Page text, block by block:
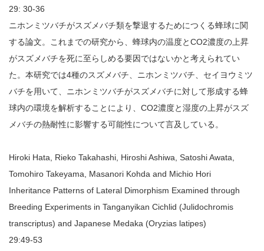
29: 30-36
ニホンミツバチがスズメバチ類を撃退するためにつくる蜂球に関
する論文。これまでの研究から、蜂球内の温度とCO2濃度の上昇
がスズメバチを死に至らしめる要因ではないかと考えられてい
た。本研究では4種のスズメバチ、ニホンミツバチ、セイヨウミツ
バチを用いて、ニホンミツバチがスズメバチに対して形成する蜂
球内の環境を解析することにより、CO2濃度と湿度の上昇がスズ
メバチの熱耐性に影響する可能性について言及している。
Hiroki Hata, Rieko Takahashi, Hiroshi Ashiwa, Satoshi Awata,
Tomohiro Takeyama, Masanori Kohda and Michio Hori
Inheritance Patterns of Lateral Dimorphism Examined through
Breeding Experiments in Tanganyikan Cichlid (Julidochromis
transcriptus) and Japanese Medaka (Oryzias latipes)
29:49-53